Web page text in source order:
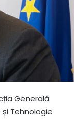
Generală
Tehnologie